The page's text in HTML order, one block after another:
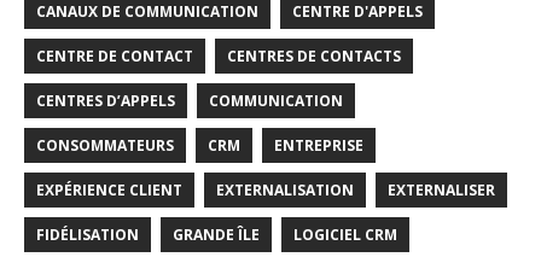
CANAUX DE COMMUNICATION CENTRE D'APPELS
CENTRE DE CONTACT CENTRES DE CONTACTS
CENTRES D’APPELS COMMUNICATION
CONSOMMATEURS CRM ENTREPRISE
EXPÉRIENCE CLIENT EXTERNALISATION EXTERNALISER
FIDÉLISATION GRANDE ÎLE LOGICIEL CRM